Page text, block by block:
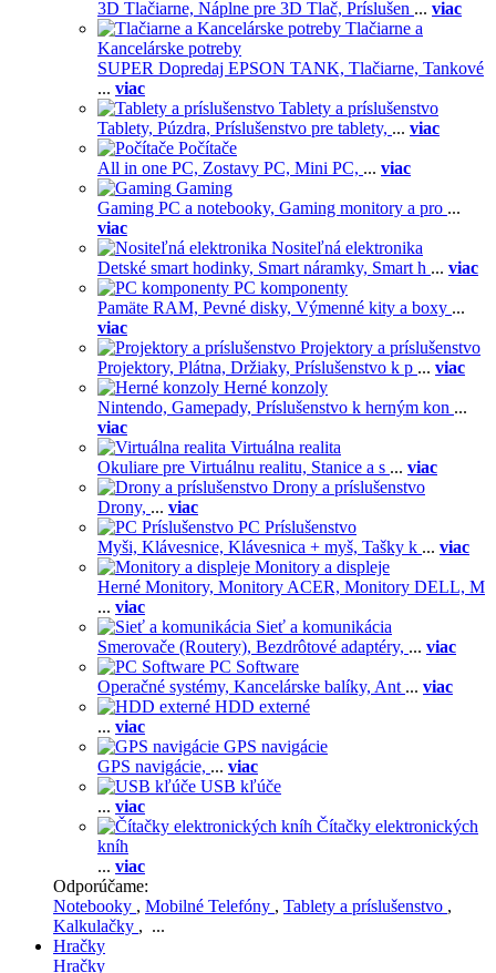
3D Tlačiarne, Náplne pre 3D Tlač, Príslušen ... viac
Tlačiarne a
Kancelárske potreby
SUPER Dopredaj EPSON TANK, Tlačiarne, Tankové
... viac
Tablety a príslušenstvo
Tablety, Púzdra, Príslušenstvo pre tablety, ... viac
Počítače
All in one PC, Zostavy PC, Mini PC, ... viac
Gaming
Gaming PC a notebooky, Gaming monitory a pro ...
viac
Nositeľná elektronika
Detské smart hodinky, Smart náramky, Smart h ... viac
PC komponenty
Pamäte RAM, Pevné disky, Výmenné kity a boxy ...
viac
Projektory a príslušenstvo
Projektory, Plátna, Držiaky, Príslušenstvo k p ... viac
Herné konzoly
Nintendo, Gamepady, Príslušenstvo k herným kon ...
viac
Virtuálna realita
Okuliare pre Virtuálnu realitu, Stanice a s ... viac
Drony a príslušenstvo
Drony, ... viac
PC Príslušenstvo
Myši, Klávesnice, Klávesnica + myš, Tašky k ... viac
Monitory a displeje
Herné Monitory, Monitory ACER, Monitory DELL, M
... viac
Sieť a komunikácia
Smerovače (Routery), Bezdrôtové adaptéry, ... viac
PC Software
Operačné systémy, Kancelárske balíky, Ant ... viac
HDD externé
... viac
GPS navigácie
GPS navigácie, ... viac
USB kľúče
... viac
Čítačky elektronických
kníh
... viac
Odporúčame:
Notebooky , Mobilné Telefóny , Tablety a príslušenstvo ,
Kalkulačky , ...
Hračky
Hračky